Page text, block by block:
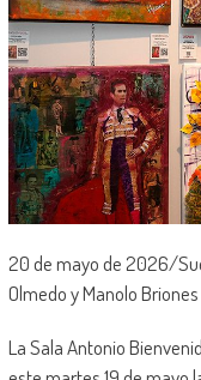
20 de mayo de 2026/
Olmedo y Manolo Briones
La Sala Antonio